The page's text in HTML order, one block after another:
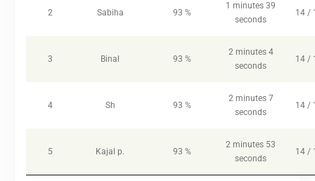
2 Sabiha 93 %
1 minutes 39
seconds
14 /
3 Binal 93 %
2 minutes 4
seconds
14 /
4 Sh 93 %
2 minutes 7
seconds
14 /
5 Kajal p. 93 %
2 minutes 53
seconds
14 /